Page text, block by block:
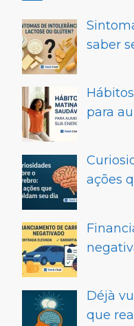
saber
para
ações
Déjà
que